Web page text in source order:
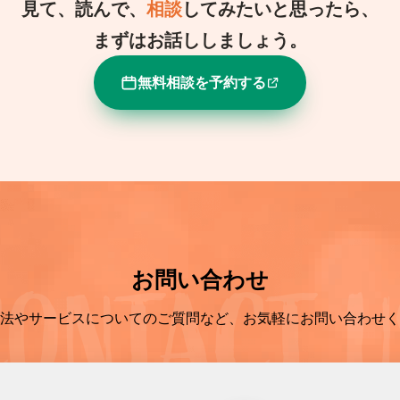
見て、読んで、 相談してみたいと思ったら、
まずはお話ししましょう。
無料相談を予約する
お問い合わせ
やサービスについてのご質問など、お気軽にお問い合わせ